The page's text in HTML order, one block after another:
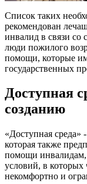
Список таких
рекомендован
инвалид в связи
люди пожилого
помощи, которые
государственных
Доступная
созданию
«Доступная среда»
которая также
помощи инвалидам,
условий, в которых
некомфортно и